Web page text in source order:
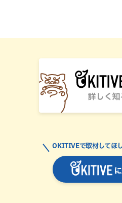
OKITIVEで取材してほ